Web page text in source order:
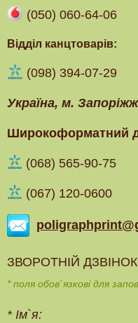
(050) 060-64-06
Відділ канцтоварів:
(098) 394-07-29
Українa, м.
Широкоформатний
(‎068) 565-90-75
(067) 120-0600
ЗВОРОТНІЙ ДЗВІНОК
* поля обов`язкові для
*Ім`я: